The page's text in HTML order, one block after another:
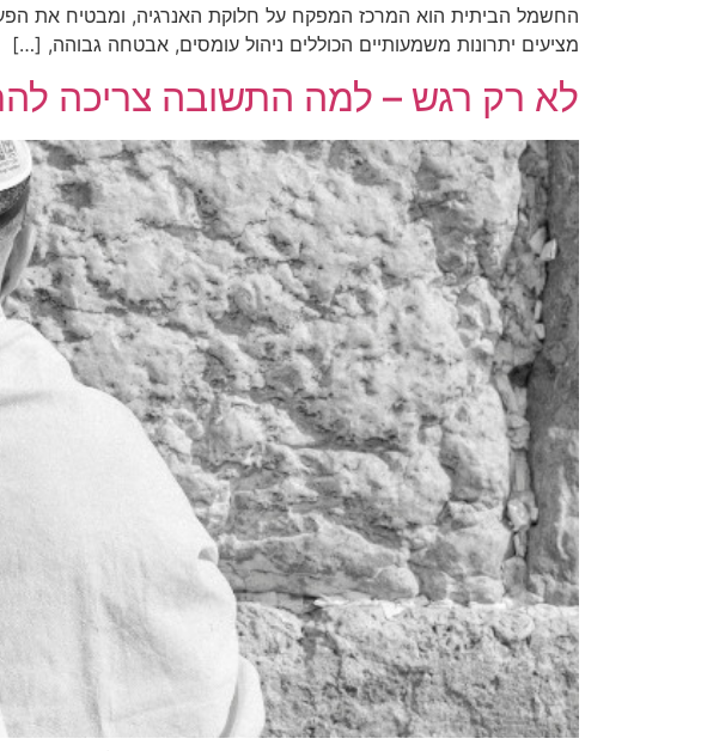
החשמל הביתית הוא המרכז המפקח על חלוקת האנרגיה, ומבטיח את
מציעים יתרונות משמעותיים הכוללים ניהול עומסים, אבטחה גבוהה, […]
לא רק רגש – למה התשובה צריכה